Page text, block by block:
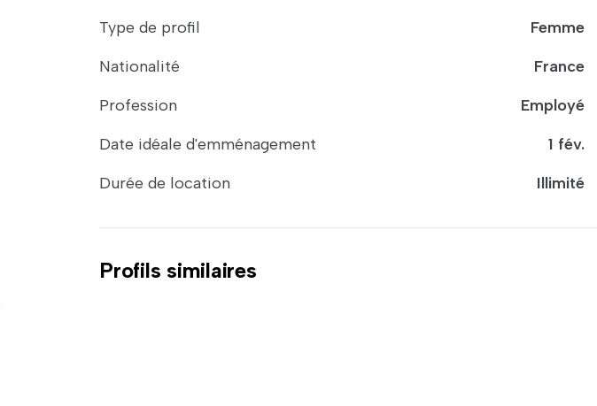
Type de profil
Femme
Nationalité
France
Profession
Employé
Date idéale d'emménagement
1 fév.
Durée de location
Illimité
Profils similaires